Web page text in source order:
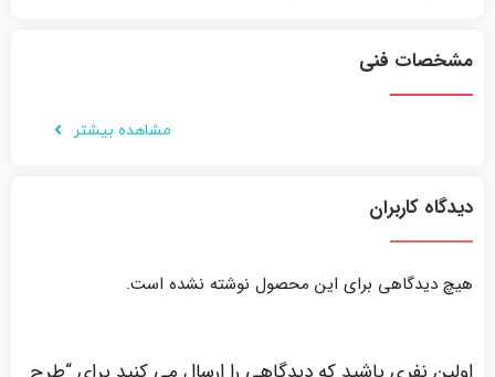
مشخصات فنی
مشاهده بیشتر
دیدگاه کاربران
هیچ دیدگاهی برای این محصول نوشته نشده است.